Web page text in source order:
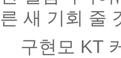
구현모 KT